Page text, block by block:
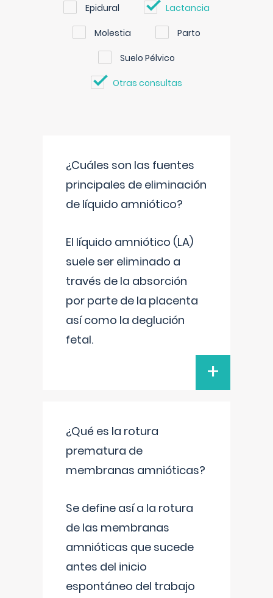
Epidural Lactancia
Molestia Parto
Suelo Pélvico
Otras consultas
¿Cuáles son las fuentes
principales de eliminación
de líquido amniótico?
El líquido amniótico (LA)
suele ser eliminado a
través de la absorción
por parte de la placenta
así como la deglución
fetal.
+
¿Qué es la rotura
prematura de
membranas amnióticas?
Se define así a la rotura
de las membranas
amnióticas que sucede
antes del inicio
espontáneo del trabajo